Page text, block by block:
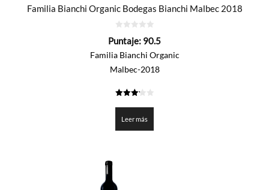
Familia Bianchi Organic Bodegas Bianchi Malbec 2018
de
Puntaje: 90.5
Familia Bianchi Organic
Malbec-2018
Leer más